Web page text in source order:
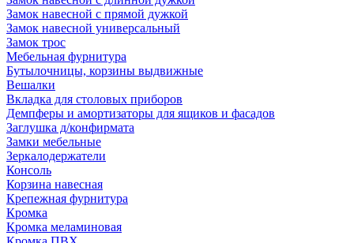
Замок навесной с прямой дужкой
Замок навесной универсальный
Замок трос
Мебельная фурнитура
Бутылочницы, корзины выдвижные
Вешалки
Вкладка для столовых приборов
Демпферы и амортизаторы для ящиков и фасадов
Заглушка д/конфирмата
Замки мебельные
Зеркалодержатели
Консоль
Корзина навесная
Крепежная фурнитура
Кромка
Кромка меламиновая